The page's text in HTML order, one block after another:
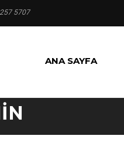
5707
ANA SAYFA